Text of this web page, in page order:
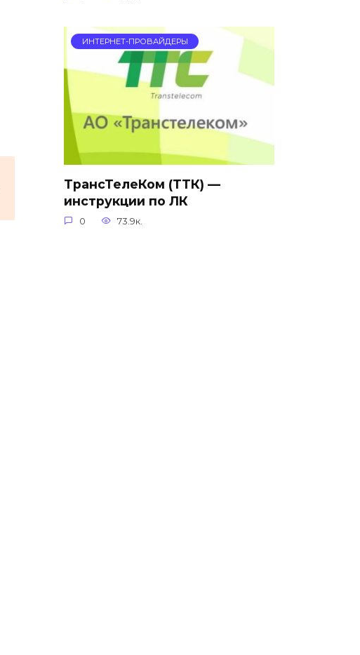
ИНТЕРНЕТ-ПРОВАЙДЕРЫ
ТрансТелеКом (ТТК) —
инструкции по ЛК
0 73.9к.